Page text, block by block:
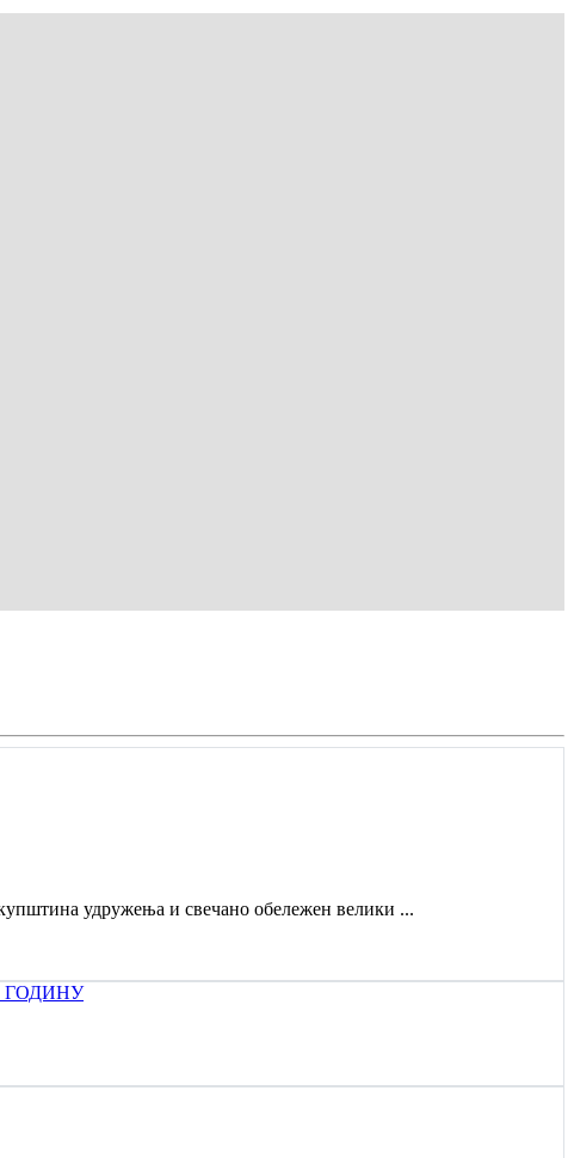
удружења и свечано обележен велики ...